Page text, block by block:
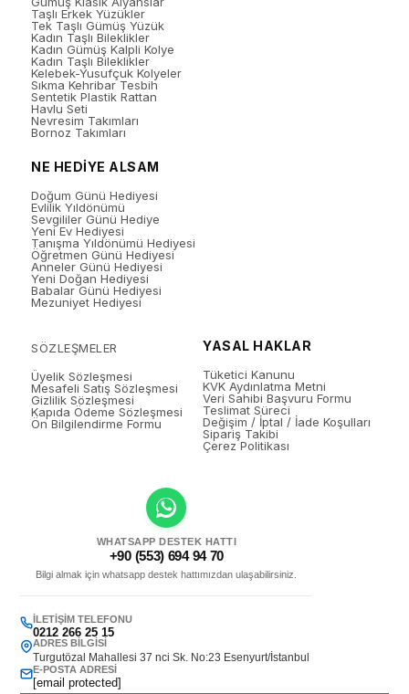
Taşlı Erkek Yüzükler
Tek Taşlı Gümüş Yüzük
Kadın Taşlı Bileklikler
Kadın Gümüş Kalpli Kolye
Kadın Taşlı Bileklikler
Kelebek-Yusufçuk Kolyeler
Sıkma Kehribar Tesbih
Sentetik Plastik Rattan
Havlu Seti
Nevresim Takımları
Bornoz Takımları
NE HEDİYE ALSAM
Doğum Günü Hediyesi
Evlilik Yıldönümü
Sevgililer Günü Hediye
Yeni Ev Hediyesi
Tanışma Yıldönümü Hediyesi
Öğretmen Günü Hediyesi
Anneler Günü Hediyesi
Yeni Doğan Hediyesi
Babalar Günü Hediyesi
Mezuniyet Hediyesi
SÖZLEŞMELER
Üyelik Sözleşmesi
Mesafeli Satış Sözleşmesi
Gizlilik Sözleşmesi
Kapıda Ödeme Sözleşmesi
Ön Bilgilendirme Formu
YASAL HAKLAR
Tüketici Kanunu
KVK Aydınlatma Metni
Veri Sahibi Başvuru Formu
Teslimat Süreci
Değişim / İptal / İade Koşulları
Sipariş Takibi
Çerez Politikası
WHATSAPP DESTEK HATTI
+90 (553) 694 94 70
Bilgi almak için whatsapp destek hattımızdan ulaşabilirsiniz.
İLETIŞIM TELEFONU
0212 266 25 15
ADRES BILGISI
Turgutözal Mahallesi 37 nci Sk. No:23 Esenyurt/İstanbul
E-POSTA ADRESI
[email protected]